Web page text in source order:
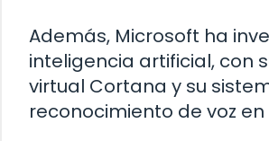
Además, Microsoft ha
inteligencia artificial, con
virtual Cortana y su
reconocimiento de voz en